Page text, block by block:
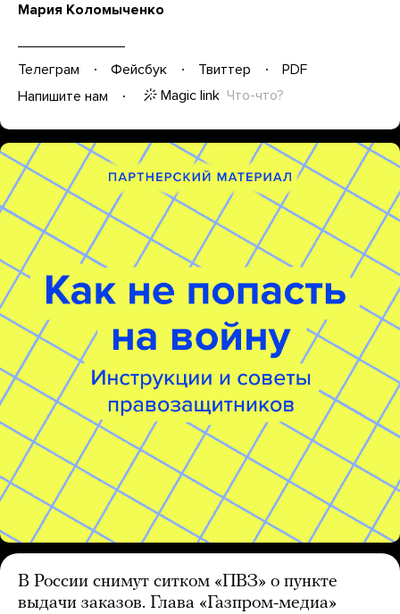
Мария Коломыченко
Телеграм Фейсбук Твиттер
PDF
Напишите нам
Magic link Что-что?
В России снимут ситком «ПВЗ» о пункте
выдачи заказов. Глава «Газпром-медиа»